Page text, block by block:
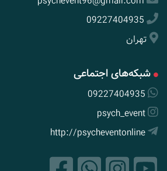
09227404935
تهران
شبکه‌های اجتماعی
09227404935
psych_event
http://psycheventonline